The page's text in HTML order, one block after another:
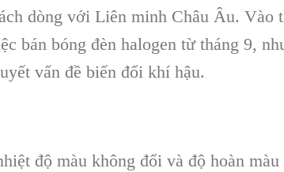
dòng với Liên minh Châu Âu. Vào
bán bóng đèn halogen từ tháng 9,
vấn đề biến đổi khí hậu.
độ màu không đổi và độ hoàn